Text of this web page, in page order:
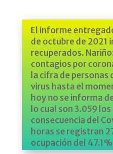
El informe
de octubre de 2021
recuperados.
contagios por
la cifra de personas
virus hasta el
hoy no se informa
lo cual son 3.059
consecuencia del
horas se registran
ocupación del 47.1%